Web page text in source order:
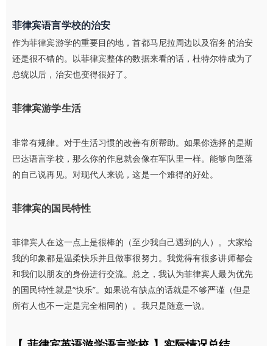
菲律宾语言学校的治安
作为菲律宾游学的重要目的地，首都马尼拉周边以及宿务的治安
还是很不错的。以菲律宾整体的数据来看的话，杜特尔特成为了
总统以后，治安也变得很好了。
菲律宾游学生活
非常有规律。对于生活习惯的改善有所帮助。如果你选择的是斯
巴达语言学校，那么你的作息就会像在军队里一样。能够向堕落
的自己说再见。 对现代人来说，这是一个难得的好处。
菲律宾的国民特性
菲律宾人在这一点上是很棒的（至少我自己遇到的人）。大家给
我的印象都是温柔快乐并且做事很努力。我觉得有很多讲师都会
和我们以朋友的身份进行交流。总之，我认为菲律宾人最为优先
的国民特性就是“快乐”。如果说有缺点的话就是不够严谨（但是
所有人也不一定是完全相同的）。我只是随意一说。